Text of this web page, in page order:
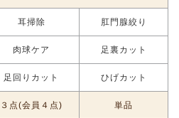
耳掃除 肛門腺絞り
肉球ケア 足裏カット
足回りカット ひげカット
３点(会員４点) 単品